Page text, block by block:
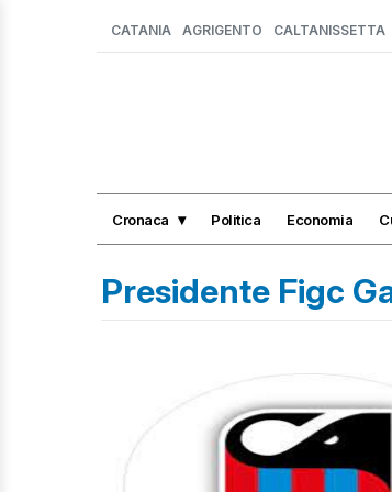
CATANIA AGRIGENTO CALTANISSETTA
Cronaca Politica Economia
Presidente Figc